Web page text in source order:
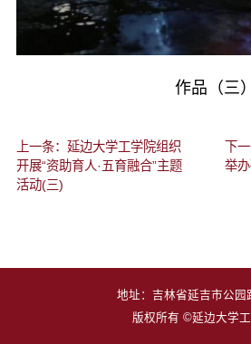
作品（三）
上一条：延边大学工学院组织
开展“资助育人·五育融合”主题
活动(三)
下
举
地址：吉林省延吉市公园
版权所有 ©延边大学